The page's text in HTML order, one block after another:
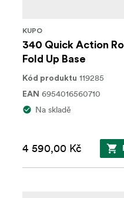
KUPO
340 Quick Action
Fold Up Base
Kód produktu 119285
EAN 6954016560710
Na skladě
4 590,00 Kč